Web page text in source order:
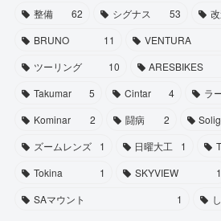
整備 62 シグナス 53
BRUNO
11 VENTURA
ツーリング
10 ARESBIKES
Takumar
5 Cintar 4 ラ
Kominar
2 闘病 2
ズームレンズ
1 日曜大工 1
Tokina
1 SKYVIEW 1
SAマウント
1